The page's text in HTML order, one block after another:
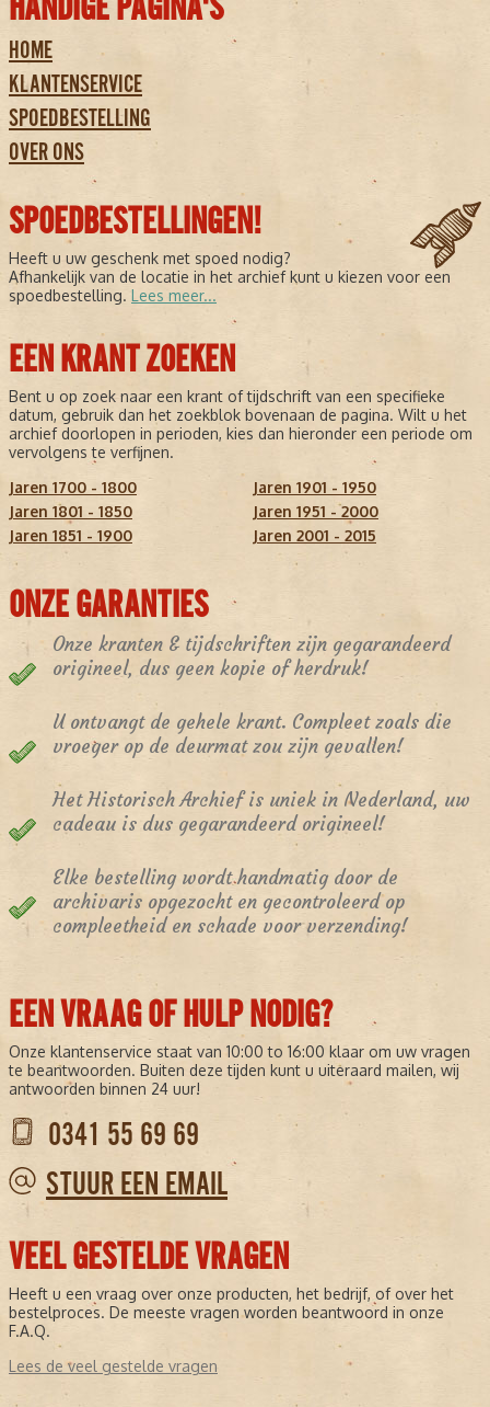
HOME
KLANTENSERVICE
SPOEDBESTELLING
OVER ONS
SPOEDBESTELLINGEN!
Heeft u uw geschenk met spoed nodig?
Afhankelijk van de locatie in het archief kunt u kiezen voor een
spoedbestelling. Lees meer...
EEN KRANT ZOEKEN
Bent u op zoek naar een krant of tijdschrift van een specifieke
datum, gebruik dan het zoekblok bovenaan de pagina. Wilt u het
archief doorlopen in perioden, kies dan hieronder een periode om
vervolgens te verfijnen.
Jaren 1700 - 1800
Jaren 1801 - 1850
Jaren 1851 - 1900
Jaren 1901 - 1950
Jaren 1951 - 2000
Jaren 2001 - 2015
ONZE GARANTIES
Onze kranten & tijdschriften zijn gegarandeerd
origineel, dus geen kopie of herdruk!
U ontvangt de gehele krant. Compleet zoals die
vroeger op de deurmat zou zijn gevallen!
Het Historisch Archief is uniek in Nederland, uw
cadeau is dus gegarandeerd origineel!
Elke bestelling wordt handmatig door de
archivaris opgezocht en gecontroleerd op
compleetheid en schade voor verzending!
EEN VRAAG OF HULP NODIG?
Onze klantenservice staat van 10:00 to 16:00 klaar om uw vragen
te beantwoorden. Buiten deze tijden kunt u uiteraard mailen, wij
antwoorden binnen 24 uur!
0341 55 69 69
STUUR EEN EMAIL
VEEL GESTELDE VRAGEN
Heeft u een vraag over onze producten, het bedrijf, of over het
bestelproces. De meeste vragen worden beantwoord in onze
F.A.Q.
Lees de veel gestelde vragen